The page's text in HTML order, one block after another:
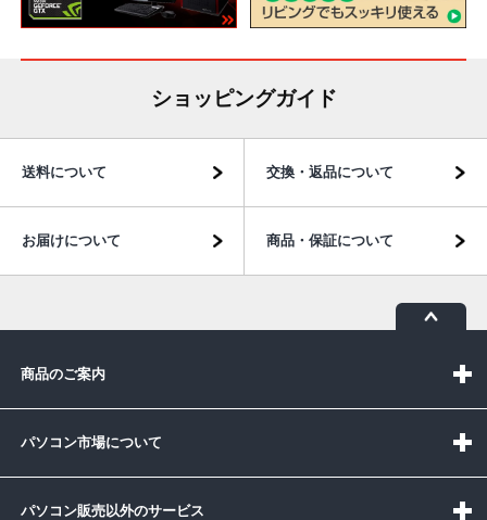
ショッピングガイド
送料について 交換・返品について
お届けについて 商品・保証について
商品のご案内
パソコン市場について
パソコン販売以外のサービス